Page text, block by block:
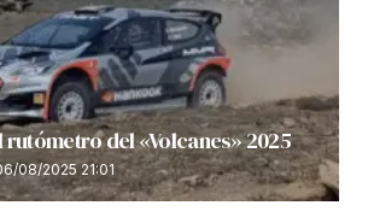
del «Volcanes» 2025
08/2025 21:01